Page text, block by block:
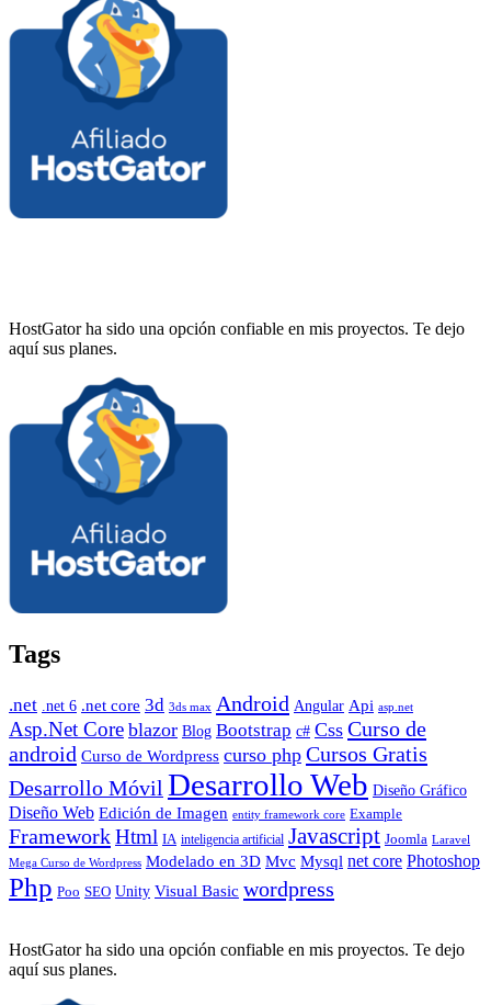
HostGator ha sido una opción confiable en mis proyectos. Te dejo
aquí sus planes.
Tags
.net .net 6 .net core 3d 3ds max Android Angular Api asp.net
Asp.Net Core blazor Blog Bootstrap c# Css Curso de
android Curso de Wordpress curso php Cursos Gratis
Desarrollo Móvil Desarrollo Web Diseño Gráfico
Diseño Web Edición de Imagen entity framework core Example
FrameworkHtml IA inteligencia artificial Javascript Joomla Laravel
Mega Curso de Wordpress Modelado en 3D Mvc Mysql net core Photoshop
Php Poo SEO Unity Visual Basic wordpress
HostGator ha sido una opción confiable en mis proyectos. Te dejo
aquí sus planes.